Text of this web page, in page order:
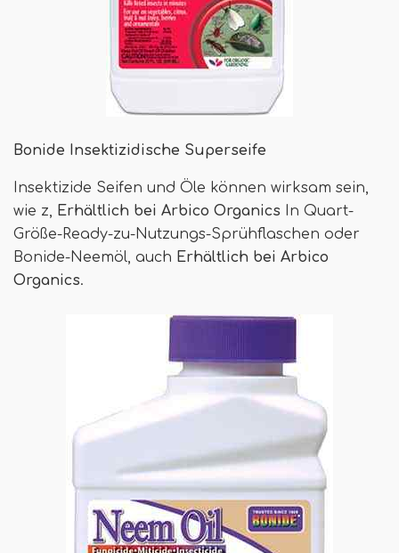
Bonide Insektizidische Superseife
Insektizide Seifen und Öle können wirksam sein,
wie z, Erhältlich bei Arbico Organics In Quart-
Größe-Ready-zu-Nutzungs-Sprühflaschen oder
Bonide-Neemöl, auch Erhältlich bei Arbico
Organics.